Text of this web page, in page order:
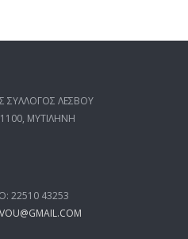
ΣΥΛΛΟΓΟΣ ΛΕΣΒΟΥ
ΜΥΤΙΛΗΝΗ
22510 43253